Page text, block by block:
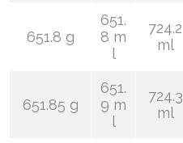
651.8 g
651.
8 m
l
724.2
ml
651.85 g
651.
9 m
l
724.3
ml